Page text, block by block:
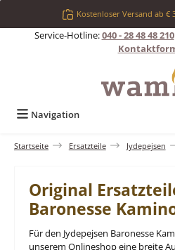
Zum Hauptinhalt springenKostenloser Versand ab €
Service-Hotline:040 - 28 48 48 210
Navigation
Startseite Ersatzteile Jydepejsen
Original
Baronesse
Für den Jydepejsen Baronesse
unserem Onlineshop eine breite